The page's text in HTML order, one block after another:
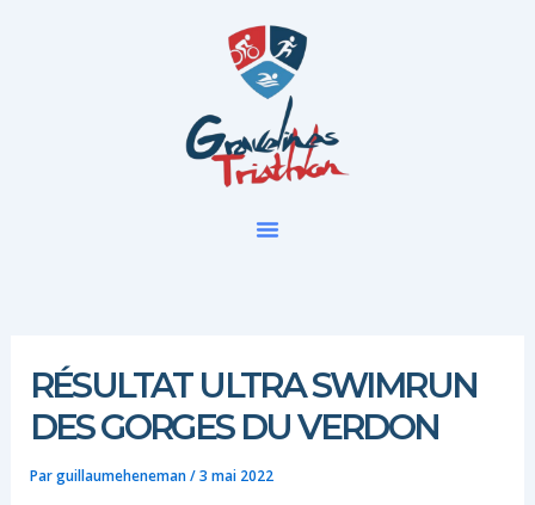
RÉSULTAT ULTRA SWIMRUN
DES GORGES DU VERDON
Parguillaumeheneman/3 mai 2022